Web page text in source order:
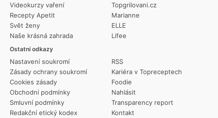
Videokurzy vaření
Recepty Apetit
Svět ženy
Naše krásná zahrada
Ostatní odkazy
Nastavení soukromí
Zásady ochrany soukromí
Cookies zásady
Obchodní podmínky
Smluvní podmínky
Redakční etický kodex
RSS
Kariéra v Topreceptech
Foodie
Nahlásit
Transparency report
Kontakt
Topgrilovani.cz
Marianne
ELLE
Lifee